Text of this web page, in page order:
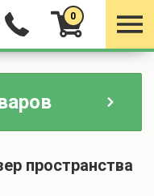
0
пространства